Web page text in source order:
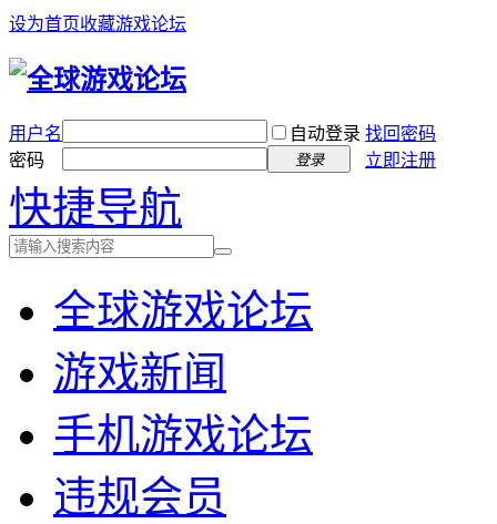
设为首页收藏游戏论坛
用户名 自动登录 找回密码
密码
登录 立即注册
快捷导航
全球游戏论坛
游戏新闻
手机游戏论坛
违规会员